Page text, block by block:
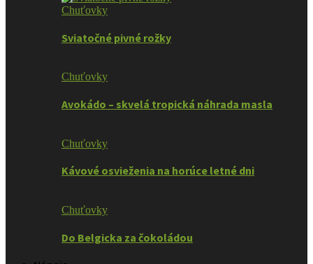
Chuťovky
Sviatočné pivné rožky
Chuťovky
Avokádo – skvelá tropická náhrada masla
Chuťovky
Kávové osvieženia na horúce letné dni
Chuťovky
Do Belgicka za čokoládou